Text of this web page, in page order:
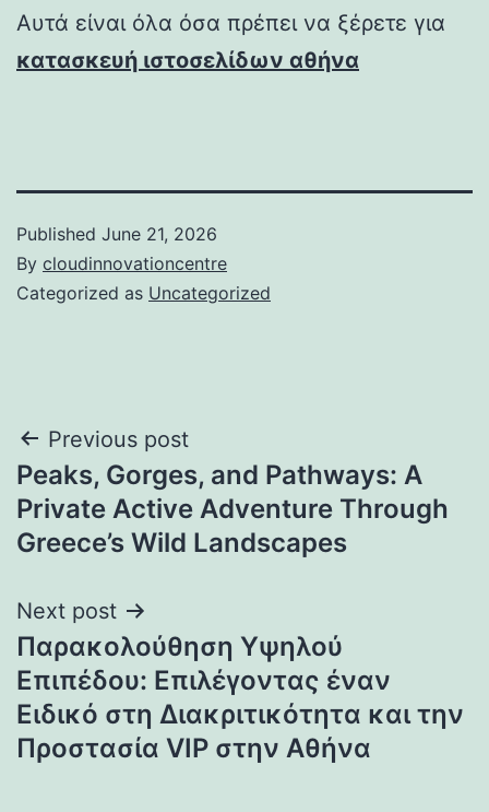
Αυτά είναι όλα όσα πρέπει να ξέρετε για
κατασκευή ιστοσελίδων αθήνα
Published June 21, 2026
By cloudinnovationcentre
Categorized as Uncategorized
Post
navigation
Previous post
Peaks, Gorges, and Pathways: A
Private Active Adventure Through
Greece’s Wild Landscapes
Next post
Παρακολούθηση Υψηλού
Επιπέδου: Επιλέγοντας έναν
Ειδικό στη Διακριτικότητα και την
Προστασία VIP στην Αθήνα